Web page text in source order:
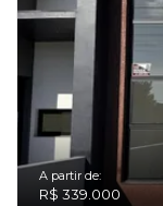
A partir de:
R$ 339.000